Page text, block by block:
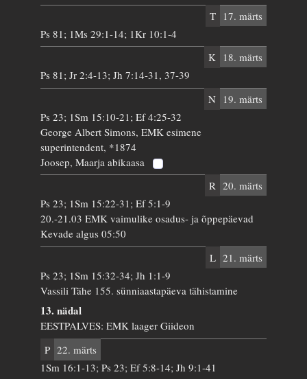
T
17. märts
Ps 81; 1Ms 29:1-14; 1Kr 10:1-4
K
18. märts
Ps 81; Jr 2:4-13; Jh 7:14-31, 37-39
N
19. märts
Ps 23; 1Sm 15:10-21; Ef 4:25-32
George Albert Simons, EMK esimene
superintendent, *1874
Joosep, Maarja abikaasa
R 20. märts
Ps 23; 1Sm 15:22-31; Ef 5:1-9
20.-21.03 EMK vaimulike osadus- ja õppepäevad
Kevade algus 05:50
L 21. märts
Ps 23; 1Sm 15:32-34; Jh 1:1-9
Vassili Tähe 155. sünniaastapäeva tähistamine
13. nädal
EESTPALVES: EMK laager Giideon
P 22. märts
1Sm 16:1-13; Ps 23; Ef 5:8-14; Jh 9:1-41